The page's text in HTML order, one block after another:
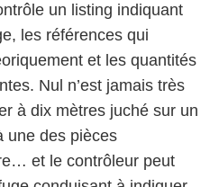
un listing indiquant
les références qui
et les quantités
Nul n’est jamais très
à dix mètres juché sur un
une des pièces
et le contrôleur peut